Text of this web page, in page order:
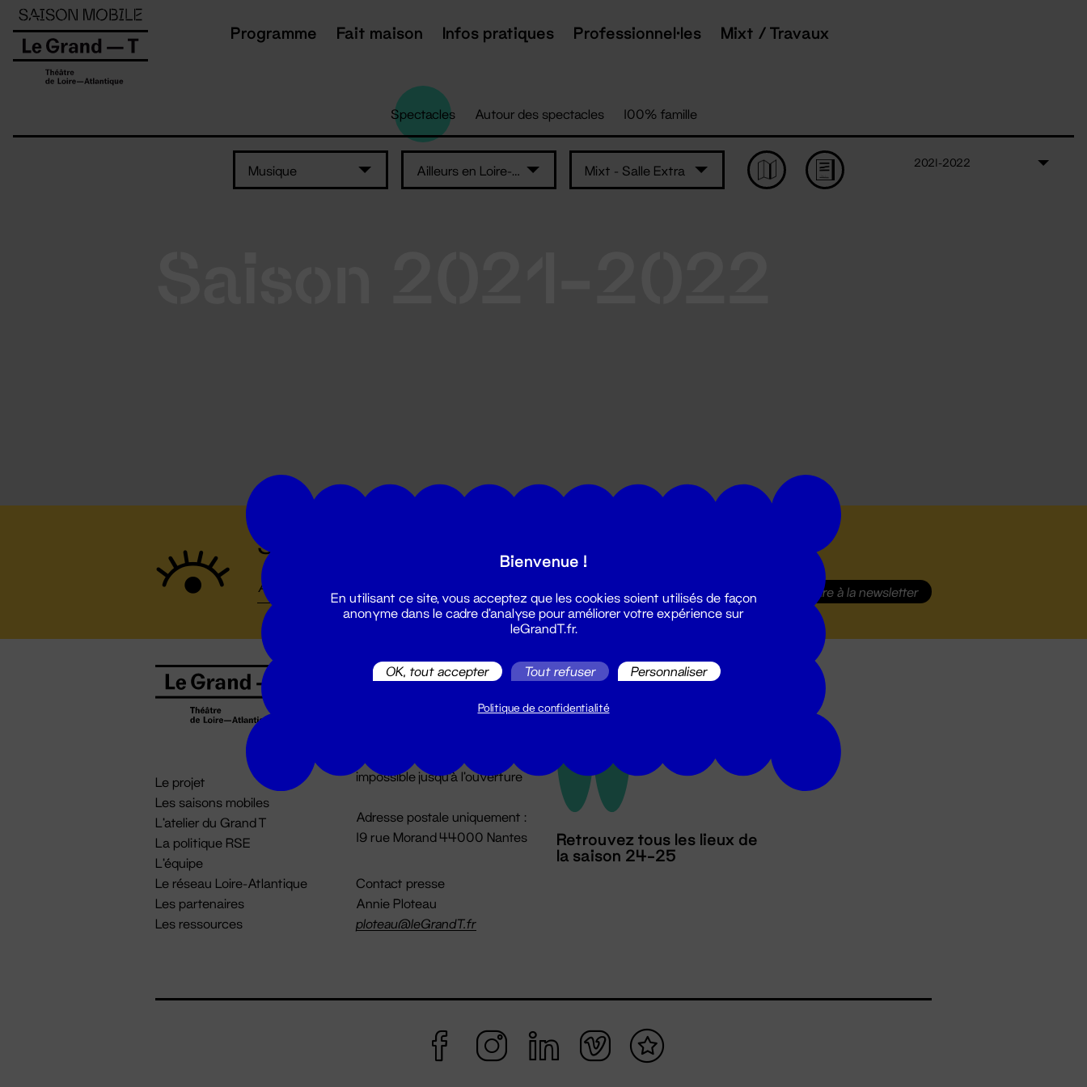
Programme Fait maison Infos pratiques Professionnel·les Mixt / Travaux
Spectacles Autour des spectacles 100% famille
Musique Ailleurs en Loire-Atlantique Mixt - Salle Extra
2021-2022
Suivez toutes les actualités du Grand T :
S'inscrire à la newsletter
Le projet
Les saisons mobiles
L'atelier du Grand T
La politique RSE
L'équipe
Le réseau Loire-Atlantique
Les partenaires
Les ressources
Billetterie
billetterie@leGrandT.fr
impossible jusqu'à l'ouverture
Adresse postale uniquement :
19 rue Morand 44000 Nantes
Contact presse
Annie Ploteau
ploteau@leGrandT.fr
Retrouvez tous les lieux de
la saison 24-25
Panneau de gestion des cookies
Bienvenue !
En utilisant ce site, vous acceptez que les cookies soient utilisés de façon
anonyme dans le cadre d'analyse pour améliorer votre expérience sur
leGrandT.fr.
OK, tout accepter Tout refuser Personnaliser
Politique de confidentialité